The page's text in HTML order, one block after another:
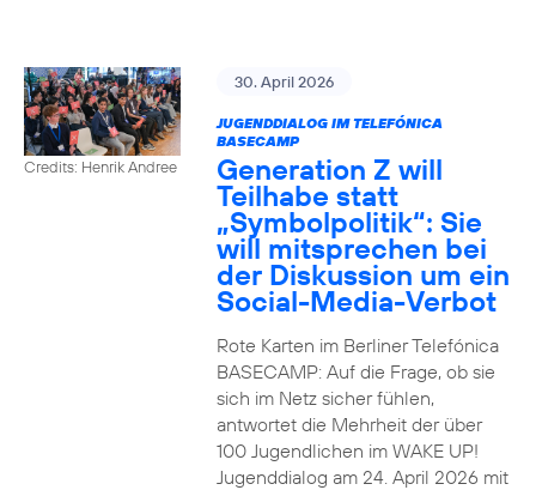
Credits: Henrik Andree
30. April 2026
JUGENDDIALOG IM TELEFÓNICA
BASECAMP
Generation Z will
Teilhabe statt
„Symbolpolitik“: Sie
will mitsprechen bei
der Diskussion um ein
Social-Media-Verbot
Rote Karten im Berliner Telefónica
BASECAMP: Auf die Frage, ob sie
sich im Netz sicher fühlen,
antwortet die Mehrheit der über
100 Jugendlichen im WAKE UP!
Jugenddialog am 24. April 2026 mit